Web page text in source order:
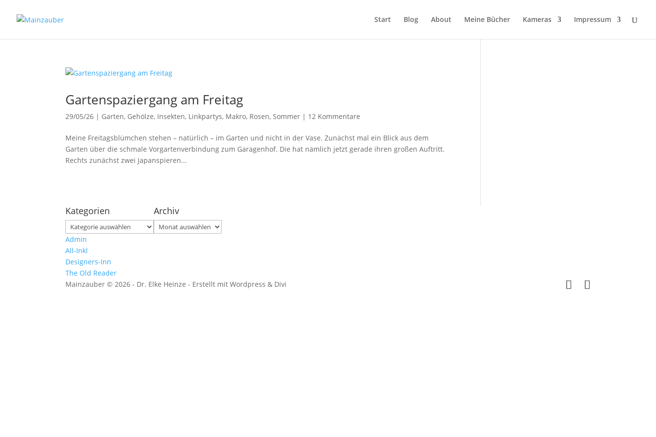
Start Blog About Meine Bücher Kameras Impressum
Gartenspaziergang am Freitag
29/05/26 | Garten, Gehölze, Insekten, Linkpartys, Makro, Rosen,Sommer | 12 Kommentare
Meine Freitagsblümchen stehen – natürlich – im Garten und nicht in der Vase. Zunächst mal ein Blick aus dem
Garten über die schmale Vorgartenverbindung zum Garagenhof. Die hat nämlich jetzt gerade ihren großen Auftritt.
Rechts zunächst zwei Japanspieren...
Kategorien
Kategorien
Archiv
Archiv
Admin
All-Inkl
Designers-Inn
The Old Reader
Mainzauber © 2026 - Dr. Elke Heinze - Erstellt mit Wordpress & Divi